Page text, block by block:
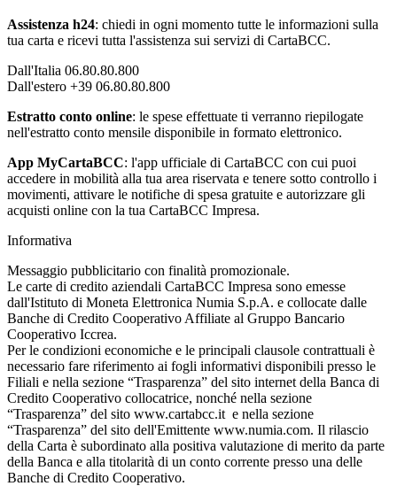
Assistenza h24: chiedi in ogni momento tutte le informazioni sulla
tua carta e ricevi tutta l'assistenza sui servizi di CartaBCC.
Dall'Italia 06.80.80.800
Dall'estero +39 06.80.80.800
Estratto conto online: le spese effettuate ti verranno riepilogate
nell'estratto conto mensile disponibile in formato elettronico.
App MyCartaBCC: l'app ufficiale di CartaBCC con cui puoi
accedere in mobilità alla tua area riservata e tenere sotto controllo i
movimenti, attivare le notifiche di spesa gratuite e autorizzare gli
acquisti online con la tua CartaBCC Impresa.
Informativa
Messaggio pubblicitario con finalità promozionale.
Le carte di credito aziendali CartaBCC Impresa sono emesse
dall'Istituto di Moneta Elettronica Numia S.p.A. e collocate dalle
Banche di Credito Cooperativo Affiliate al Gruppo Bancario
Cooperativo Iccrea.
Per le condizioni economiche e le principali clausole contrattuali è
necessario fare riferimento ai fogli informativi disponibili presso le
Filiali e nella sezione “Trasparenza” del sito internet della Banca di
Credito Cooperativo collocatrice, nonché nella sezione
“Trasparenza” del sito www.cartabcc.it e nella sezione
“Trasparenza” del sito dell'Emittente www.numia.com. Il rilascio
della Carta è subordinato alla positiva valutazione di merito da parte
della Banca e alla titolarità di un conto corrente presso una delle
Banche di Credito Cooperativo.